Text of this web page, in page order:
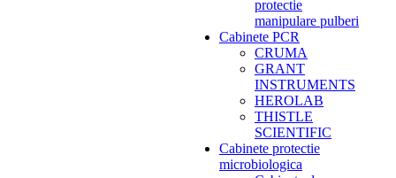
protectie
manipulare pulberi
Cabinete PCR
CRUMA
GRANT
INSTRUMENTS
HEROLAB
THISTLE
SCIENTIFIC
Cabinete protectie
microbiologica